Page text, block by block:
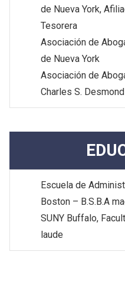
de Nueva York,
Tesorera
Asociación de
de Nueva York
Asociación de
Charles S.
Escuela de
Boston – B.S.B.A
SUNY Buffalo,
laude